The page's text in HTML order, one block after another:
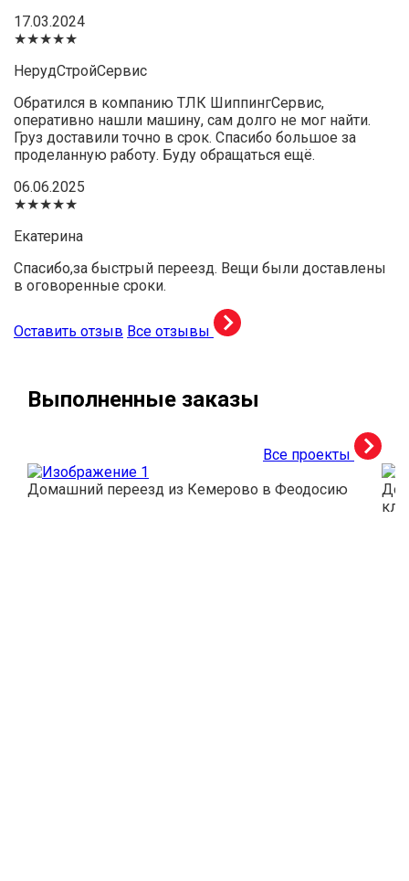
17.03.2024
★★★★★
НерудСтройСервис
Обратился в компанию ТЛК ШиппингСервис,
оперативно нашли машину, сам долго не мог найти.
Груз доставили точно в срок. Спасибо большое за
проделанную работу. Буду обращаться ещё.
06.06.2025
★★★★★
Екатерина
Спасибо,за быстрый переезд. Вещи были доставлены
в оговоренные сроки.
Оставить отзыв Все отзывы
Выполненные заказы
Все проекты
Домашний переезд из Кемерово в Феодосию